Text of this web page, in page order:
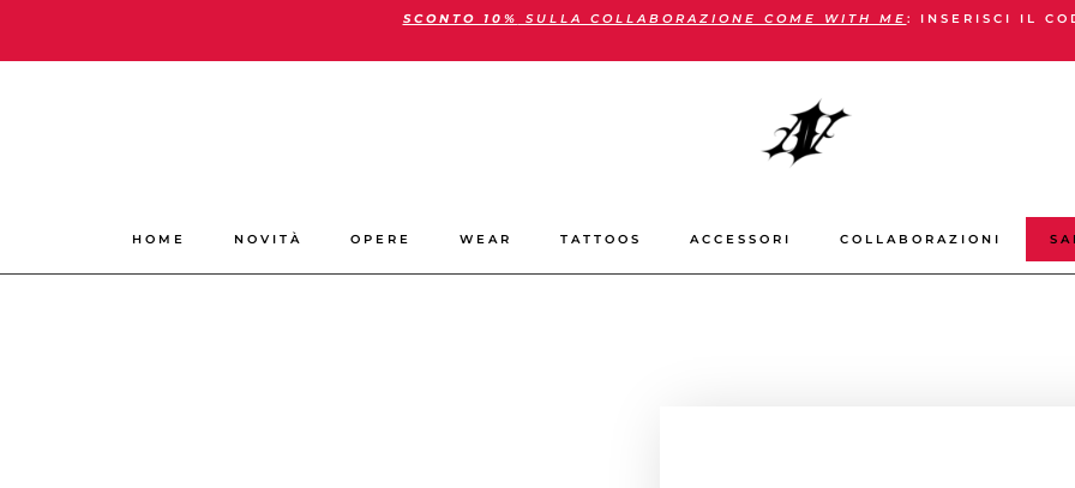
Vai
SCONTO 10% SULLA COLLABORAZIONE COME WITH ME : INSERISCI IL
HOME NOVITÀ OPERE WEAR TATTOOS ACCESSORI COLLABORAZIONI